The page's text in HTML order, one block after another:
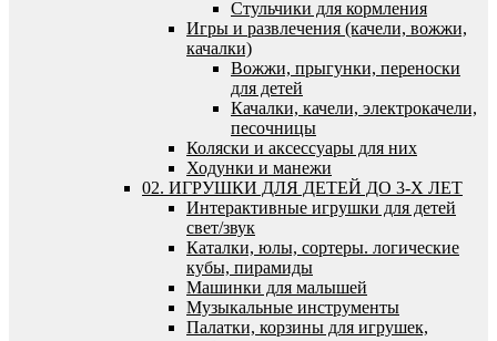
Стульчики для кормления
Игры и развлечения (качели, вожжи,
качалки)
Вожжи, прыгунки, переноски
для детей
Качалки, качели, электрокачели,
песочницы
Коляски и аксессуары для них
Ходунки и манежи
02. ИГРУШКИ ДЛЯ ДЕТЕЙ ДО 3-Х ЛЕТ
Интерактивные игрушки для детей
свет/звук
Каталки, юлы, сортеры. логические
кубы, пирамиды
Машинки для малышей
Музыкальные инструменты
Палатки, корзины для игрушек,